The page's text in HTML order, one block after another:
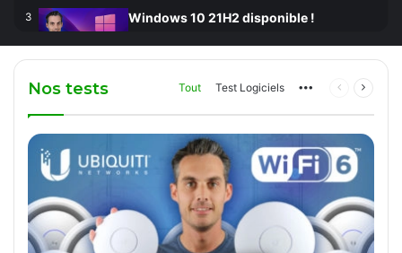
3
Windows 10 21H2 disponible !
12:0517 novembre 2021
sur PC avec VMware !
13 novembre 2021
Files : Le meilleur explorateur de fichiers
sous Windows ?
10:315 novembre 2021
Nos tests Tout Test Logiciels More Page